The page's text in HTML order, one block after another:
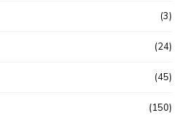
(3)
(24)
(45)
(150)